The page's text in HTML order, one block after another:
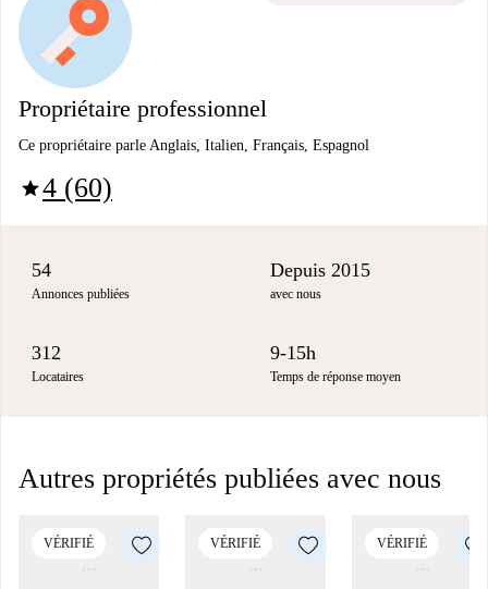
Propriétaire professionnel
Ce propriétaire parle Anglais, Italien, Français, Espagnol
star4 (60)
54
Annonces publiées
Depuis 2015
avec nous
312
Locataires
9-15h
Temps de réponse moyen
Autres propriétés publiées avec nous
VÉRIFIÉ VÉRIFIÉ VÉRIFIÉ